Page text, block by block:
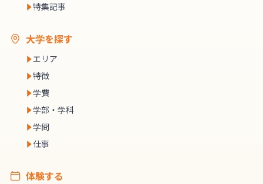
特集記事
大学を探す
エリア
特徴
学費
学部・学科
学問
仕事
体験する